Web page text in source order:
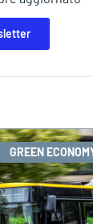
GREEN